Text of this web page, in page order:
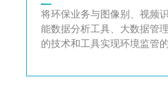
将环保业务与图像别、视频
能数据分析工具、大数据管
的技术和工具实现环境监管